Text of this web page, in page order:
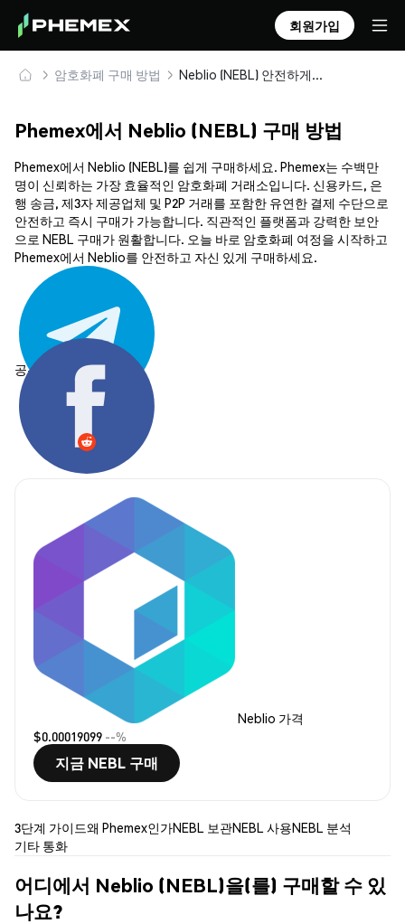
회원가입
암호화폐 구매 방법 Neblio (NEBL) 안전하게 구매 및 보관
Phemex에서 Neblio (NEBL) 구매 방법
Phemex에서 Neblio (NEBL)를 쉽게 구매하세요. Phemex는 수백만
명이 신뢰하는 가장 효율적인 암호화폐 거래소입니다. 신용카드, 은
행 송금, 제3자 제공업체 및 P2P 거래를 포함한 유연한 결제 수단으로
안전하고 즉시 구매가 가능합니다. 직관적인 플랫폼과 강력한 보안
으로 NEBL 구매가 원활합니다. 오늘 바로 암호화폐 여정을 시작하고
Phemex에서 Neblio를 안전하고 자신 있게 구매하세요.
공유하기:
Neblio 가격
$0.00019099 --%
지금 NEBL 구매
3단계 가이드왜 Phemex인가NEBL 보관NEBL 사용NEBL 분석
기타 통화
어디에서 Neblio (NEBL)을(를) 구매할 수 있
나요?